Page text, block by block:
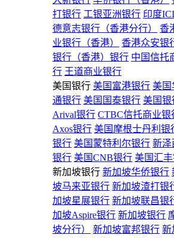
打银行 工银亚洲银行 印度
德意志银行（香港分行）
香
业银行（香港）
香港众安银
银行（香港）银行 中国信托
行 王道商业银行
美国银行 美国富港银行 美国
通银行 美国国泰银行 美国银
Arival银行 CTBC信托商业银
Axos银行 美国摩根士丹利银
银行 美国蒙特利尔银行 新泽
银行 美国CNB银行 美国汇
新加坡银行 新加坡华侨银行
坡马来亚银行 新加坡渣打银
加坡星展银行 新加坡联昌银
加坡Aspire银行 新加坡银行
坡分行）
新加坡富邦银行 新